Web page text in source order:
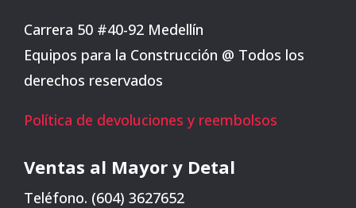
Carrera 50 #40-92 Medellín
Equipos para la Construcción @ Todos los
derechos reservados
Política de devoluciones y reembolsos
Ventas al Mayor y Detal
Teléfono. (604) 3627652